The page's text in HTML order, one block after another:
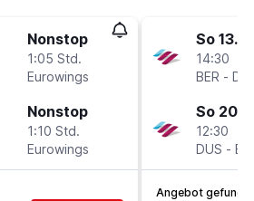
Nonstop
1:05 Std.
Eurowings
Nonstop
1:10 Std.
Eurowings
So 13.9.
14:30
BER -
So 20.9.
12:30
DUS -
Angebot